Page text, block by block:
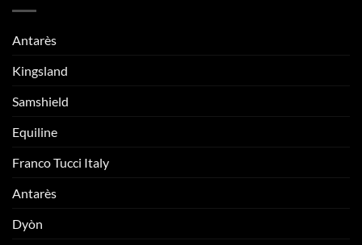
Antarès
Kingsland
Samshield
Equiline
Franco Tucci Italy
Antarès
Dyòn